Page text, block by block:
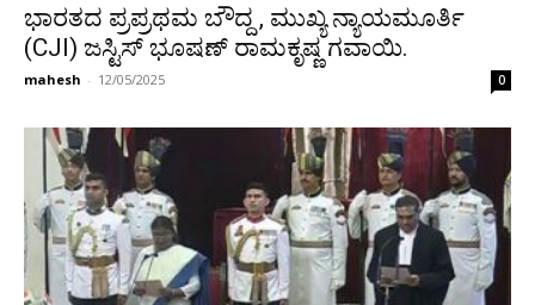
ಭಾರತದ ಪ್ರಪ್ರಥಮ ಬೌದ್ದ , ಮುಖ್ಯ ನ್ಯಾಯಮೂರ್ತಿ
(CJI) ಜಸ್ಟಿಸ್ ಭೂಷಣ್ ರಾಮಕೃಷ್ಣ ಗವಾಯಿ.
mahesh - 12/05/2025 0